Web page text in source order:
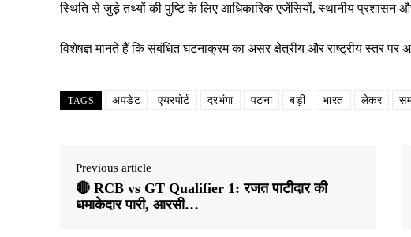
स्थिति से जुड़े तथ्यों की पुष्टि के लिए आधिकारिक एजेंसियों, स्थानीय प्रशासन
विशेषज्ञ मानते हैं कि संबंधित घटनाक्रम का असर क्षेत्रीय और राष्ट्रीय
TAGS अपडेट एयरपोर्ट दरभंगा पटना बड़ी भारत लेकर
Previous article
🔴 RCB vs GT Qualifier 1: रजत पाटीदार की
धमाकेदार पारी, आरसी…